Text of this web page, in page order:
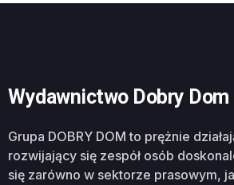
Wydawnictwo Dobry Dom
Grupa DOBRY DOM to prężnie
rozwijający się zespół osób
się zarówno w sektorze prasowym,